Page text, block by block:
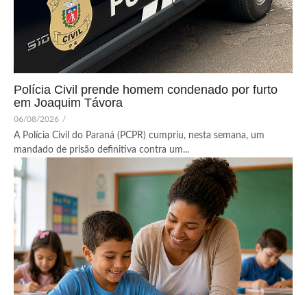
Polícia Civil prende homem condenado por furto
em Joaquim Távora
06/08/2026 /
A Polícia Civil do Paraná (PCPR) cumpriu, nesta semana, um
mandado de prisão definitiva contra um...